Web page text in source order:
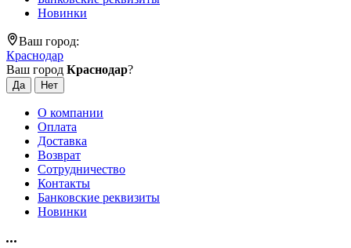
Новинки
Ваш город:
Краснодар
Ваш город Краснодар?
О компании
Оплата
Доставка
Возврат
Сотрудничество
Контакты
Банковские реквизиты
Новинки